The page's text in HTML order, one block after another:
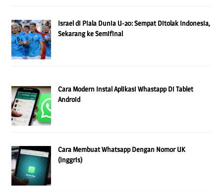
Israel di Piala Dunia U-20: Sempat Ditolak Indonesia,
Sekarang ke Semifinal
Cara Modern Instal Aplikasi Whastapp Di Tablet
Android
Cara Membuat Whatsapp Dengan Nomor UK
(Inggris)